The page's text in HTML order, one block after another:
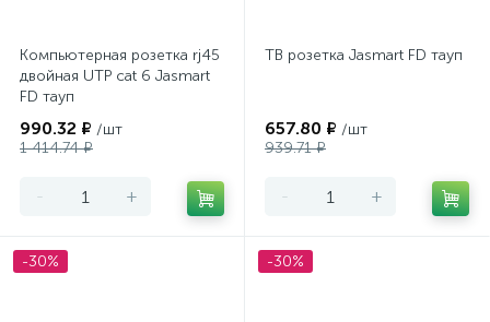
Компьютерная розетка rj45
двойная UTP cat 6 Jasmart
FD тауп
990.32 ₽ /шт
1 414.74 ₽
- +
ТВ розетка Jasmart FD тауп
657.80 ₽ /шт
939.71 ₽
- +
-30% -30%